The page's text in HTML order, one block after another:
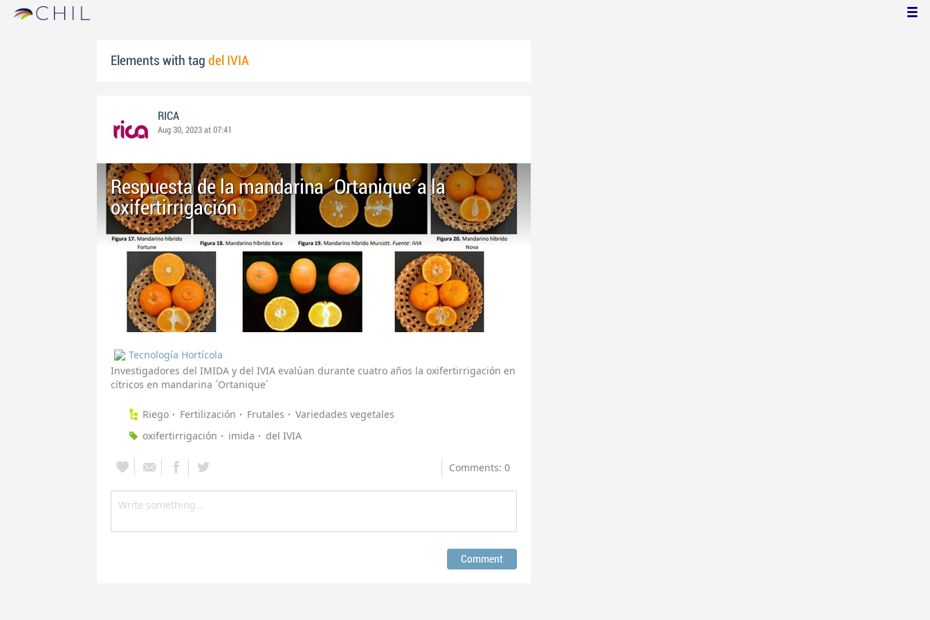
Elements with tag del IVIA
RICA
Aug 30, 2023 at 07:41
Respuesta de la mandarina ´Ortanique´a la
oxifertirrigación
Tecnología Hortícola
Investigadores del IMIDA y del IVIA evalúan durante cuatro años la oxifertirrigación en
cítricos en mandarina ´Ortanique´
Riego Fertilización Frutales
Variedades vegetales
oxifertirrigación
imida del IVIA
Comments: 0